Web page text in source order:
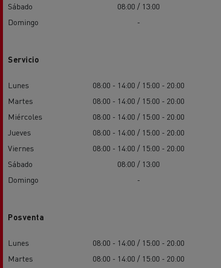
Sábado
08:00 / 13:00
Domingo
-
Servicio
Lunes
08:00 - 14:00 / 15:00 - 20:00
Martes
08:00 - 14:00 / 15:00 - 20:00
Miércoles
08:00 - 14:00 / 15:00 - 20:00
Jueves
08:00 - 14:00 / 15:00 - 20:00
Viernes
08:00 - 14:00 / 15:00 - 20:00
Sábado
08:00 / 13:00
Domingo
-
Posventa
Lunes
08:00 - 14:00 / 15:00 - 20:00
Martes
08:00 - 14:00 / 15:00 - 20:00